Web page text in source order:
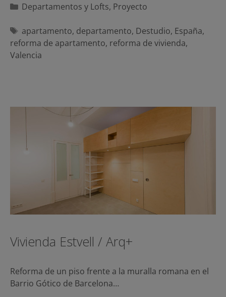
Categorías
Departamentos y Lofts, Proyecto
Etiquetas
apartamento, departamento, Destudio, España,
reforma de apartamento, reforma de vivienda,
Valencia
Vivienda Estvell / Arq+
Reforma de un piso frente a la muralla romana en el
Barrio Gótico de Barcelona…